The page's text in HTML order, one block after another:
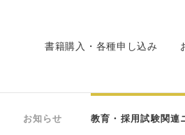
書籍購入・各種申し込み
お知らせ 教育・採用試験関連